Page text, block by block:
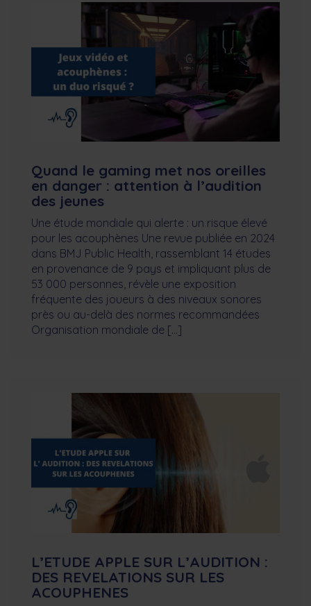
Quand le gaming met nos oreilles
en danger : attention à l’audition
des jeunes
Une étude mondiale qui alerte : un risque élevé
pour les acouphènes Une revue publiée en 2024
dans BMJ Public Health, rassemblant 14 études
en provenance de 9 pays et impliquant plus de
53 000 personnes, révèle une exposition
fréquente des joueurs à des niveaux sonores
près ou au-delà des normes recommandées
Organisation mondiale de […]
L’ETUDE APPLE SUR L’AUDITION :
DES REVELATIONS SUR LES
ACOUPHENES